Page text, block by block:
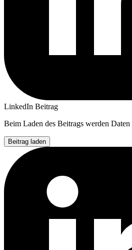
LinkedIn Beitrag
Beim Laden des Beitrags werden
Beitrag laden